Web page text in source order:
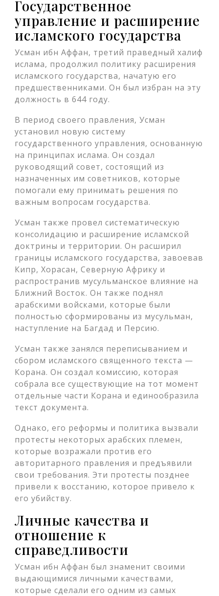
Государственное
управление и расширение
исламского государства
Усман ибн Аффан, третий праведный халиф
ислама, продолжил политику расширения
исламского государства, начатую его
предшественниками. Он был избран на эту
должность в 644 году.
В период своего правления, Усман
установил новую систему
государственного управления, основанную
на принципах ислама. Он создал
руководящий совет, состоящий из
назначенных им советников, которые
помогали ему принимать решения по
важным вопросам государства.
Усман также провел систематическую
консолидацию и расширение исламской
доктрины и территории. Он расширил
границы исламского государства, завоевав
Кипр, Хорасан, Северную Африку и
распространив мусульманское влияние на
Ближний Восток. Он также поднял
арабскими войсками, которые были
полностью сформированы из мусульман,
наступление на Багдад и Персию.
Усман также занялся переписыванием и
сбором исламского священного текста —
Корана. Он создал комиссию, которая
собрала все существующие на тот момент
отдельные части Корана и единообразила
текст документа.
Однако, его реформы и политика вызвали
протесты некоторых арабских племен,
которые возражали против его
авторитарного правления и предъявили
свои требования. Эти протесты позднее
привели к восстанию, которое привело к
его убийству.
Личные качества и
отношение к
справедливости
Усман ибн Аффан был знаменит своими
выдающимися личными качествами,
которые сделали его одним из самых